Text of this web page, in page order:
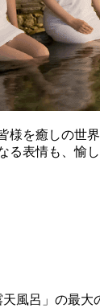
様を癒しの世界
る表情も、愉し
風呂」の最大